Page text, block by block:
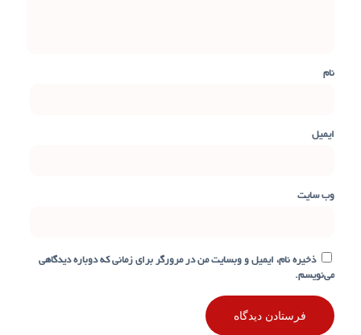
نام
ایمیل
وب‌ سایت
ذخیره نام، ایمیل و وبسایت من در مرورگر برای زمانی که دوباره دیدگاهی
می‌نویسم.